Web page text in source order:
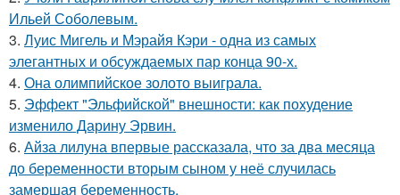
Ильей Соболевым.
3. Луис Мигель и Мэрайя Кэри - одна из самых
элегантных и обсуждаемых пар конца 90-х.
4. Она олимпийское золото выиграла.
5. Эффект "Эльфийской" внешности: как похудение
изменило Дарину Эрвин.
6. Айза лилуна впервые рассказала, что за два месяца
до беременности вторым сыном у неё случилась
замершая беременность.